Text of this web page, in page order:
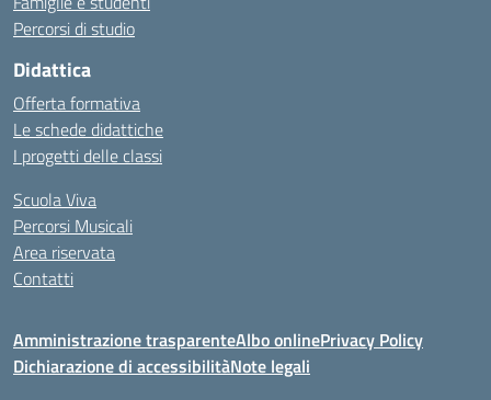
Percorsi di studio
Didattica
Offerta formativa
Le schede didattiche
I progetti delle classi
Scuola Viva
Percorsi Musicali
Area riservata
Contatti
Amministrazione trasparenteAlbo onlinePrivacy Policy
Dichiarazione di accessibilitàNote legali